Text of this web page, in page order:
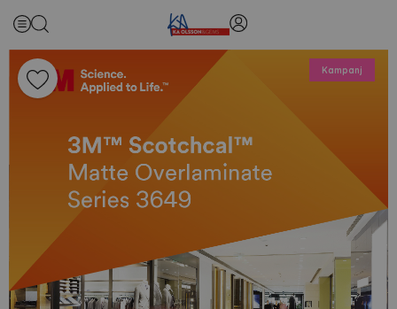
Kampanj